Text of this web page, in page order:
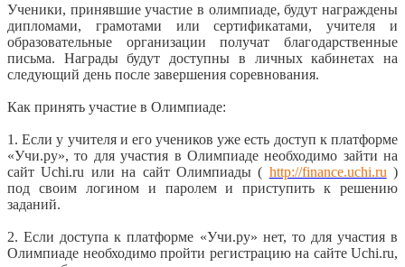
Ученики, принявшие участие в олимпиаде, будут награждены
дипломами, грамотами или сертификатами, учителя и
образовательные организации получат благодарственные
письма. Награды будут доступны в личных кабинетах на
следующий день после завершения соревнования.
Как принять участие в Олимпиаде:
1. Если у учителя и его учеников уже есть доступ к платформе
«Учи.ру», то для участия в Олимпиаде необходимо зайти на
сайт Uchi.ru или на сайт Олимпиады ( http://finance.uchi.ru )
под своим логином и паролем и приступить к решению
заданий.
2. Если доступа к платформе «Учи.ру» нет, то для участия в
Олимпиаде необходимо пройти регистрацию на сайте Uchi.ru,